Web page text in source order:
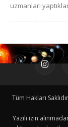
uzmanları
Tüm Hakları
Yazılı izin